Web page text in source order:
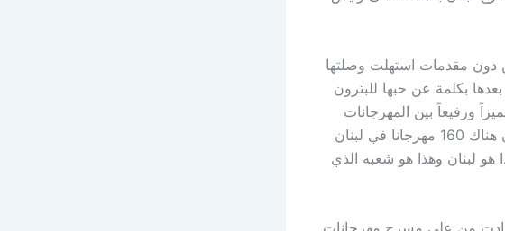
دون مقدمات استهلت وصلتها
بعدها بكلمة عن حبها للبترون
ورفيعاً بين المهرجانات
وينتظرها ويقصدها اللبنانيون من كل المناطق”، كما اشارت الى أن هناك 160 مهرجانا في لبنان
لبنان وهذا هو شعبه الذي